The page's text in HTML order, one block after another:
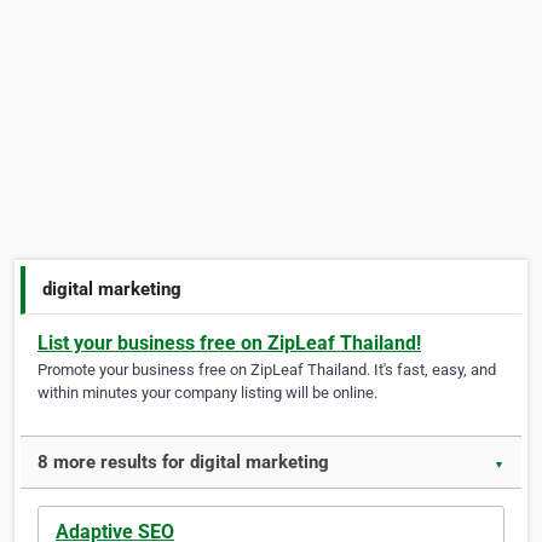
digital marketing
List your business free on ZipLeaf Thailand!
Promote your business free on ZipLeaf Thailand. It's fast, easy, and
within minutes your company listing will be online.
8 more results for digital marketing ▼
Adaptive SEO